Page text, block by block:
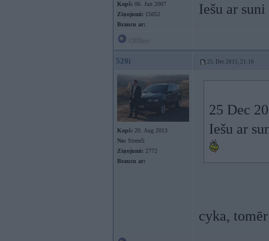
Kopš: 06. Jun 2007
Ziņojumi: 15052
Braucu ar:
Iešu ar
520i 25. Dec 2015, 21:16
Kopš: 20. Aug 2013
No: Strenči
Ziņojumi: 2772
Braucu ar:
25 Dec
Iešu ar
cyka,